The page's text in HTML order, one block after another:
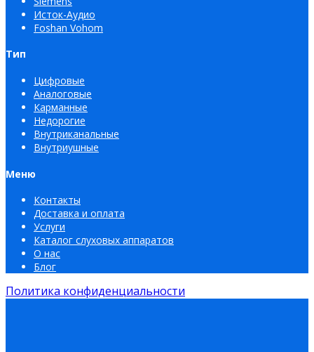
Исток-Аудио
Foshan Vohom
Тип
Цифровые
Аналоговые
Карманные
Недорогие
Внутриканальные
Внутриушные
Меню
Контакты
Доставка и оплата
Услуги
Каталог слуховых аппаратов
О нас
Блог
Политика конфиденциальности